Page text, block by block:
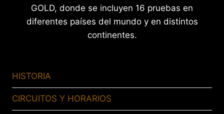
GOLD, donde se incluyen 16 pruebas en
diferentes países del mundo y en distintos
continentes.
HISTORIA
CIRCUITOS Y HORARIOS